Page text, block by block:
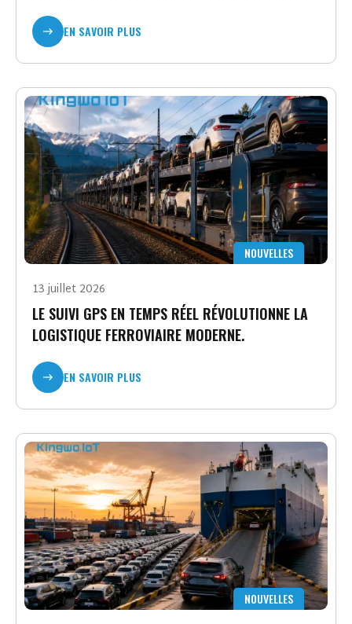
EN SAVOIR PLUS
NOUVELLES
13 juillet 2026
LE SUIVI GPS EN TEMPS RÉEL RÉVOLUTIONNE LA
LOGISTIQUE FERROVIAIRE MODERNE.
EN SAVOIR PLUS
NOUVELLES